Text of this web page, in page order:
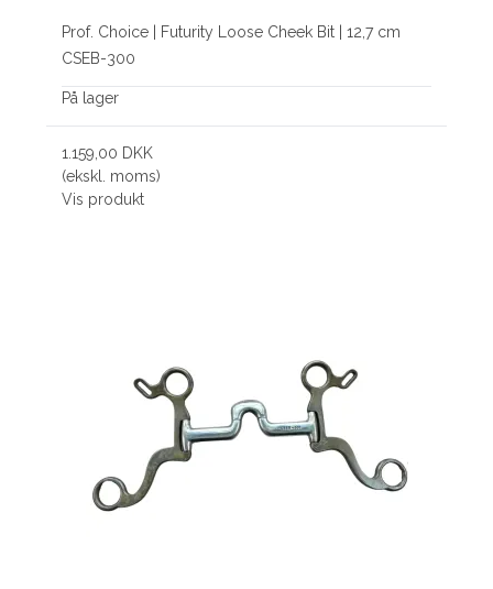
Prof. Choice | Futurity Loose Cheek Bit | 12,7 cm
CSEB-300
På lager
1.159,00 DKK
(ekskl. moms)
Vis produkt